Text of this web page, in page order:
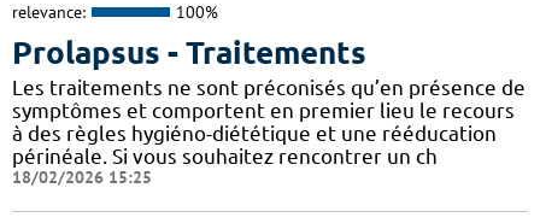
relevance: 100%
Prolapsus - Traitements
Les traitements ne sont préconisés qu’en présence de
symptômes et comportent en premier lieu le recours
à des règles hygiéno-diététique et une rééducation
périnéale. Si vous souhaitez rencontrer un ch
18/02/2026 15:25